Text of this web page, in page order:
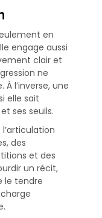
en
engage aussi
clair et
ne
l’inverse, une
elle sait
ses seuils.
l’articulation
des
et des
un récit,
le tendre